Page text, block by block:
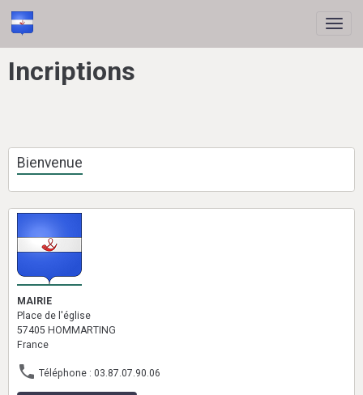
Incriptions
Bienvenue
MAIRIE
Place de l'église
57405 HOMMARTING
France
Téléphone : 03.87.07.90.06